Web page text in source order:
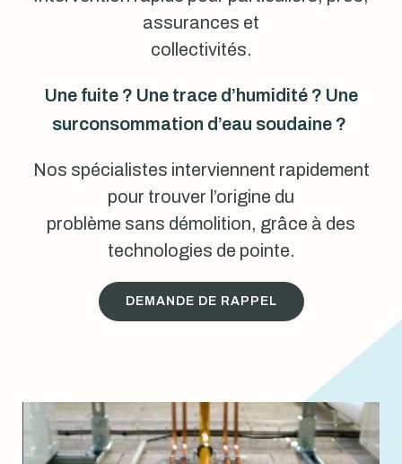
assurances et
collectivités.
Une fuite ? Une trace d’humidité ? Une
surconsommation d’eau soudaine ?
Nos spécialistes interviennent rapidement
pour trouver l’origine du
problème sans démolition, grâce à des
technologies de pointe.
DEMANDE DE RAPPEL